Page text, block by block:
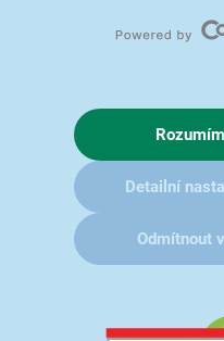
Rozumím
Detailní
Odmítnout
každodenní
ASUS Vivobook 15 nabízí